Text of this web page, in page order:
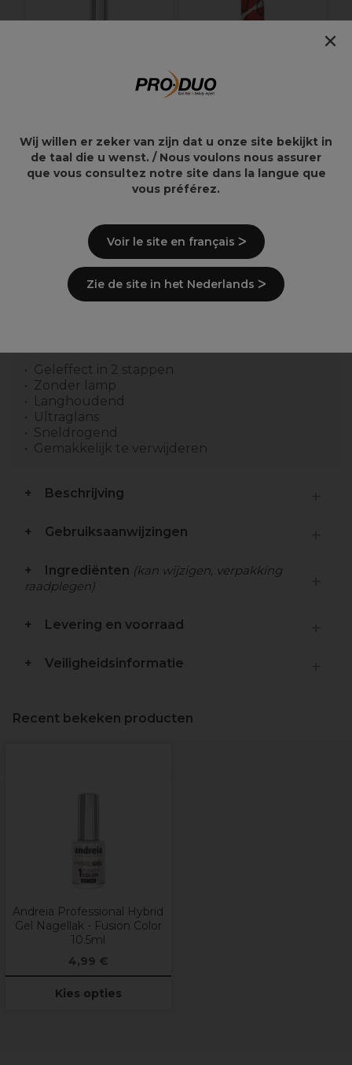
Andreia Professional
Hybrid Gel Charmed
Collectie H96
Oranjeachtig Rood
Andreia Professional
Nutri Color Nagellak -
NC 38 Scharlaken
Rood 10.5ml
3,74€ 4,99€
Geleffect in 2 stappen
Zonder lamp
Langhoudend
Ultraglans
Sneldrogend
Gemakkelijk te verwijderen
Beschrijving
Gebruiksaanwijzingen
Ingrediënten (kan wijzigen, verpakking
raadplegen)
Levering en voorraad
Veiligheidsinformatie
Recent bekeken producten
Andreia Professional Hybrid
Gel Nagellak - Fusion Color
10.5ml
4,99 €
Kies opties
Wij willen er zeker van zijn dat u onze site bekijkt in
de taal die u wenst. / Nous voulons nous assurer
que vous consultez notre site dans la langue que
vous préférez.
Voir le site en français ᐳ
Zie de site in het Nederlands ᐳ
×